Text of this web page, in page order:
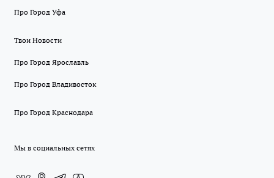
Про Город Уфа
Твои Новости
Про Город Ярославль
Про Город Владивосток
Про Город Краснодара
Мы в социальных сетях